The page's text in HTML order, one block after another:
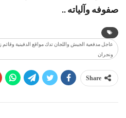
صفوفه وآلياته ..
عاجل مدفعية الجيش واللجان تدك مواقع الدفينية وقائم
ونجران
Share